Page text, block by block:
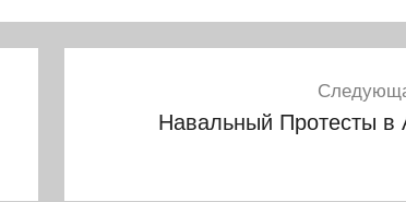
Навальный Протесты в